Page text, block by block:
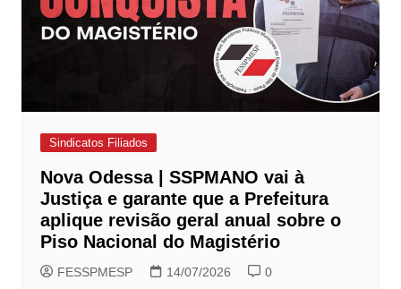
Sindicatos Filiados
Nova Odessa | SSPMANO vai à
Justiça e garante que a Prefeitura
aplique revisão geral anual sobre o
Piso Nacional do Magistério
FESSPMESP 14/07/2026 0